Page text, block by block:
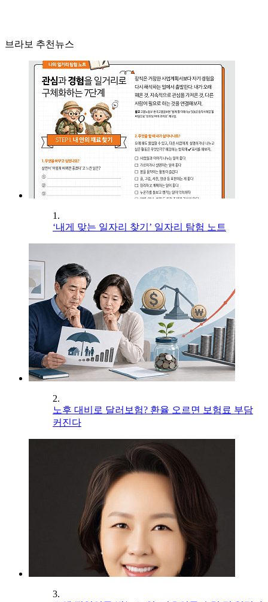
브라보 추천뉴스
1.
‘내게 맞는 일자리 찾기’ 일자리 탐험 노트
2.
노후 대비로 달러보험? 환율 오르면 보험료 부담
커진다
3.